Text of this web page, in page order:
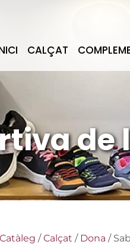
CALÇAT
de
Catàleg /Calçat / Dona /